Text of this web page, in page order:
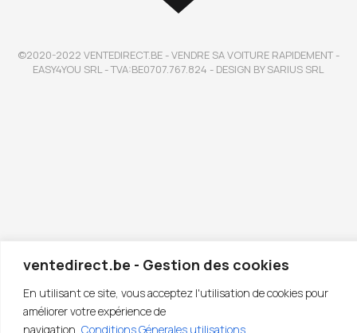
ventedirect.be - Gestion des cookies
En utilisant ce site, vous acceptez l'utilisation de cookies pour
améliorer votre expérience de
navigation. Conditions Génerales utilisations
©2020-2022 VENTEDIRECT.BE - VENDRE SA VOITURE RAPIDEMENT -
EASY4YOU SRL - TVA:BE0707.767.824 - DESIGN BY SARIUS SRL